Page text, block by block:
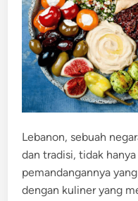
Lebanon, sebuah
dan tradisi, tidak
pemandangannya
dengan kuliner yang